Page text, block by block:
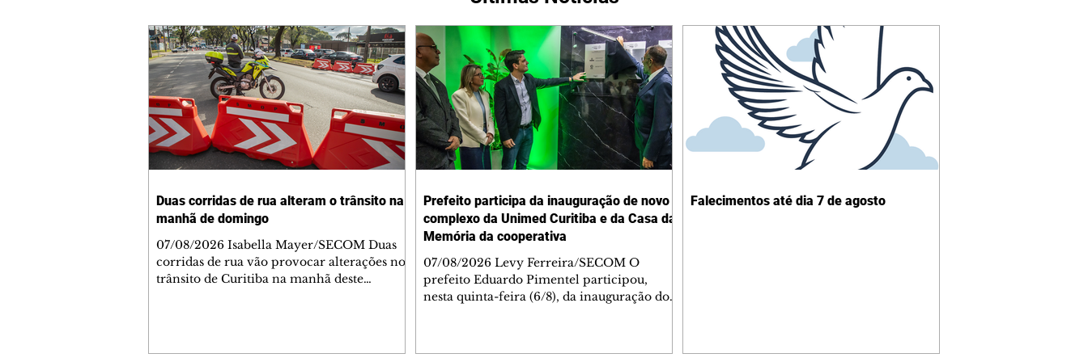
Duas corridas de rua alteram o trânsito na
manhã de domingo
07/08/2026 Isabella Mayer/SECOM Duas
corridas de rua vão provocar alterações no
trânsito de Curitiba na manhã deste
Prefeito participa da inauguração de novo
complexo da Unimed Curitiba e da Casa da
Memória da cooperativa
07/08/2026 Levy Ferreira/SECOM O
prefeito Eduardo Pimentel participou,
nesta quinta-feira (6/8), da inauguração do
Falecimentos até dia 7 de agosto